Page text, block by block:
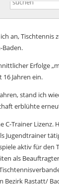
an, Tischtennis
Baden.
Erfolge
Jahren ein.
stand ich
erblühte
C-Trainer Lizenz.
Jugendtrainer
aktiv für den
als
Bezirk Rastatt/